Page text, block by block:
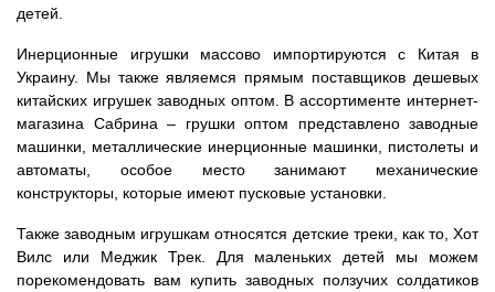
детей.
Инерционные игрушки массово импортируются с Китая в
Украину. Мы также являемся прямым поставщиков дешевых
китайских игрушек заводных оптом. В ассортименте интернет-
магазина Сабрина – грушки оптом представлено заводные
машинки, металлические инерционные машинки, пистолеты и
автоматы, особое место занимают механические
конструкторы, которые имеют пусковые установки.
Также заводным игрушкам относятся детские треки, как то, Хот
Вилс или Меджик Трек. Для маленьких детей мы можем
порекомендовать вам купить заводных ползучих солдатиков